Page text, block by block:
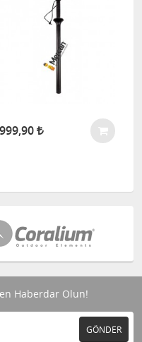
999,90
Haberdar Olun!
GÖNDER